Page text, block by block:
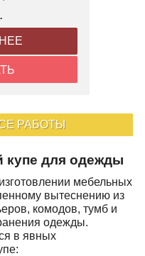
РАБОТЫ
купе для одежды
мебельных
вытеснению из
комодов, тумб и
одежды.
в явных